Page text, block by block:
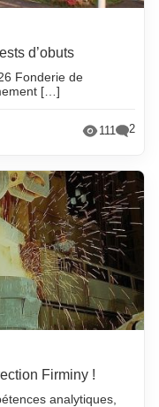
d’obuts
Fonderie de
[…]
111 2
Firminy !
analytiques,